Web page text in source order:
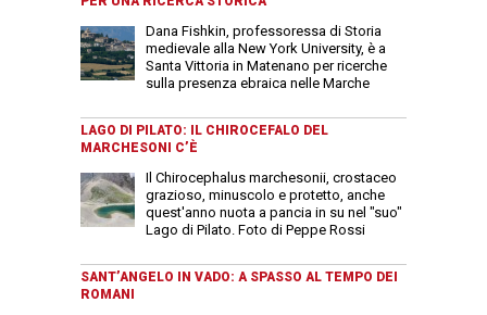
Dana Fishkin, professoressa di Storia
medievale alla New York University, è a
Santa Vittoria in Matenano per ricerche
sulla presenza ebraica nelle Marche
LAGO DI PILATO: IL CHIROCEFALO DEL
MARCHESONI C’È
Il Chirocephalus marchesonii, crostaceo
grazioso, minuscolo e protetto, anche
quest'anno nuota a pancia in su nel "suo"
Lago di Pilato. Foto di Peppe Rossi
SANT’ANGELO IN VADO: A SPASSO AL TEMPO DEI
ROMANI